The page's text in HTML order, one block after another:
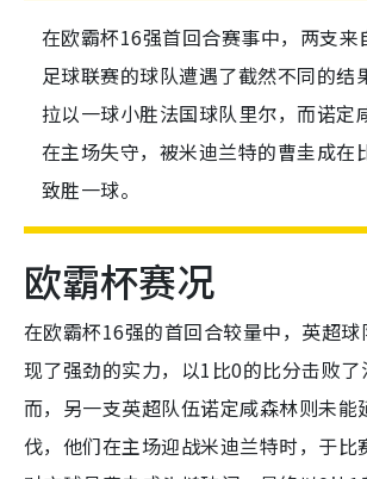
在欧霸杯16强首回合赛事中，两支来
足球联赛的球队遭遇了截然不同的结
拉以一球小胜法国球队里尔，而诺定
在主场失守，被米迪兰特的曹圭成在
致胜一球。
欧霸杯赛况
在欧霸杯16强的首回合较量中，英超
现了强劲的实力，以1比0的比分击败
而，另一支英超队伍诺定咸森林则未能
伐，他们在主场迎战米迪兰特时，于比